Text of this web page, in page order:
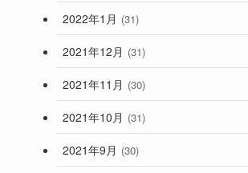
2022年1月 (31)
2021年12月 (31)
2021年11月 (30)
2021年10月 (31)
2021年9月 (30)